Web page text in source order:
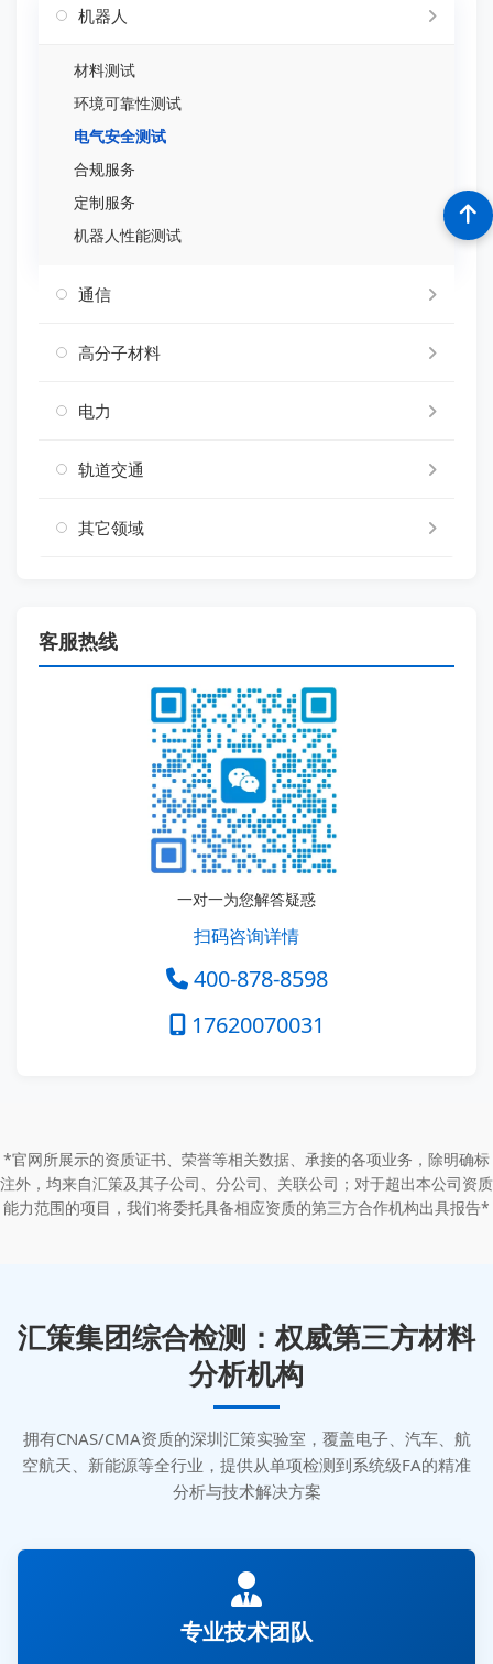
机器人
材料测试
环境可靠性测试
电气安全测试
合规服务
定制服务
机器人性能测试
通信
高分子材料
电力
轨道交通
其它领域
客服热线
一对一为您解答疑惑
扫码咨询详情
400-878-8598
17620070031
*官网所展示的资质证书、荣誉等相关数据、承接的各项业务，除明确标
注外，均来自汇策及其子公司、分公司、关联公司；对于超出本公司资质
能力范围的项目，我们将委托具备相应资质的第三方合作机构出具报告*
汇策集团综合检测：权威第三方材料
分析机构
拥有CNAS/CMA资质的深圳汇策实验室，覆盖电子、汽车、航
空航天、新能源等全行业，提供从单项检测到系统级FA的精准
分析与技术解决方案
专业技术团队